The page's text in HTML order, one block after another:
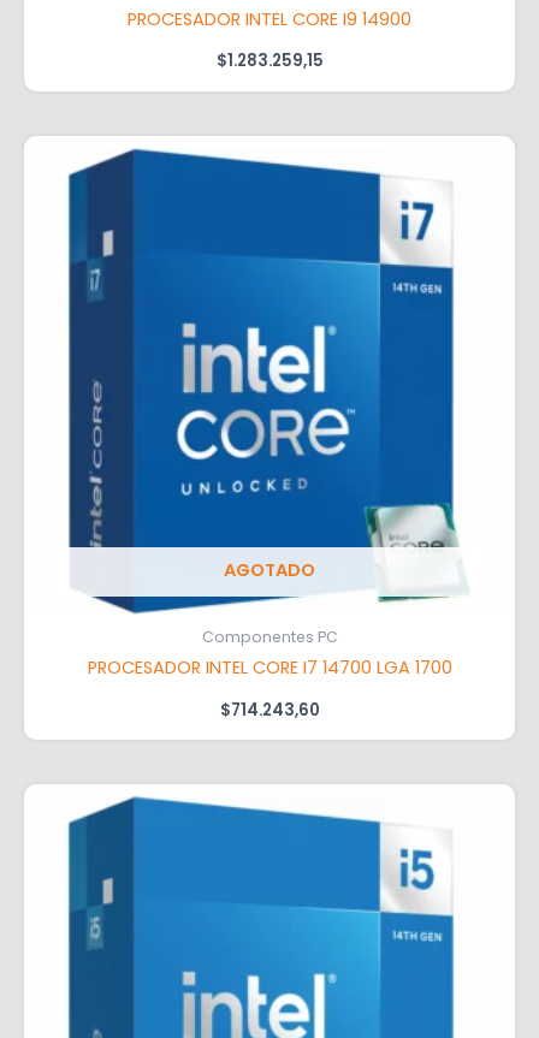
PROCESADOR INTEL CORE I9 14900
$1.283.259,15
AGOTADO
Componentes PC
PROCESADOR INTEL CORE I7 14700 LGA 1700
$714.243,60